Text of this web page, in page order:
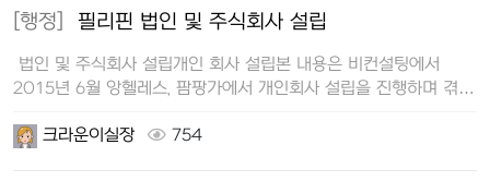
[행정] 필리핀 법인 및 주식회사 설립
법인 및 주식회사 설립개인 회사 설립본 내용은 비컨설팅에서
2015년 6월 앙헬레스, 팜팡가에서 개인회사 설립을 진행하며 겪은
크라운이실장
754